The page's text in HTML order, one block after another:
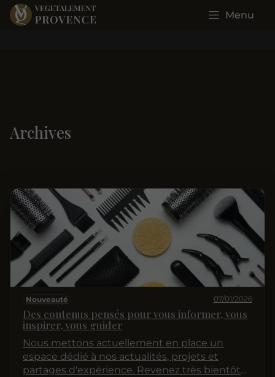
Menu
Archives
Nouveauté 07/01/2026
Des contenus pensés pour vous informer, vous
inspirer, vous guider
Nous mettons actuellement en place un
espace dédié à nos actualités, projets et
partages d'expérience. Revenez très bientôt